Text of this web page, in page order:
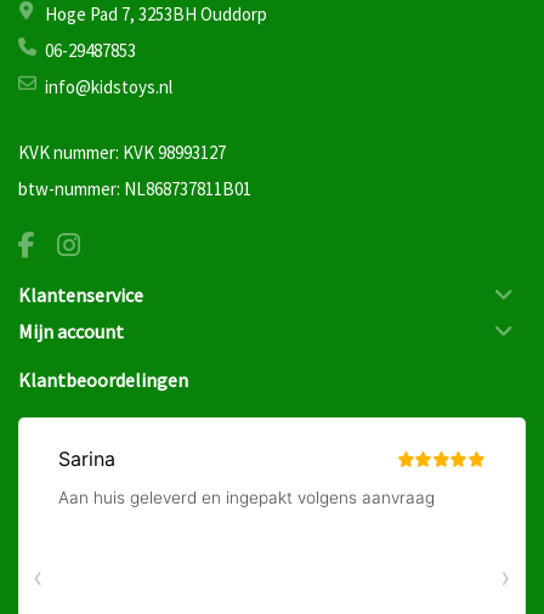
Hoge Pad 7, 3253BH Ouddorp
06-29487853
info@kidstoys.nl
KVK nummer: KVK 98993127
btw-nummer: NL868737811B01
Klantenservice
Mijn account
Klantbeoordelingen